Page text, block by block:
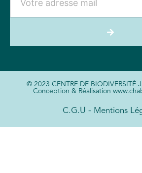
© 2023 CENTRE DE BIODIVERSITÉ
Conception & Réalisation
C.G.U - Mentions